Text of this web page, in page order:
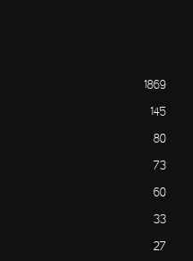
1869
145
80
73
60
33
27